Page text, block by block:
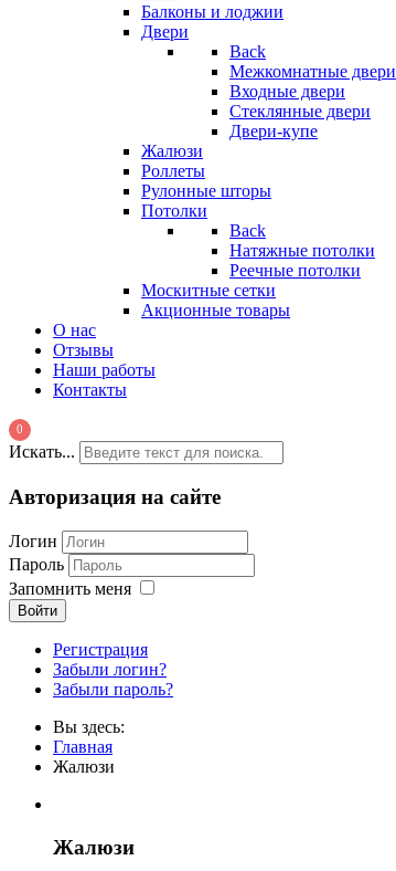
Балконы и лоджии
Двери
Back
Межкомнатные двери
Входные двери
Стеклянные двери
Двери-купе
Жалюзи
Роллеты
Рулонные шторы
Потолки
Back
Натяжные потолки
Реечные потолки
Москитные сетки
Акционные товары
О нас
Отзывы
Наши работы
Контакты
0
Искать...
Авторизация на сайте
Логин
Пароль
Запомнить меня
Войти
Регистрация
Забыли логин?
Забыли пароль?
Вы здесь:
Главная
Жалюзи
Жалюзи